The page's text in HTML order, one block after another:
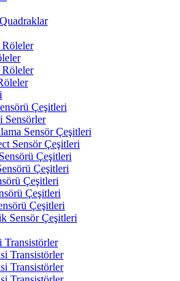
Çeşitleri
Sensörler
Sensör Çeşitleri
Sensör Çeşitleri
Çeşitleri
Çeşitleri
Çeşitleri
Çeşitleri
Çeşitleri
Sensör Çeşitleri
Transistörler
Transistörler
Transistörler